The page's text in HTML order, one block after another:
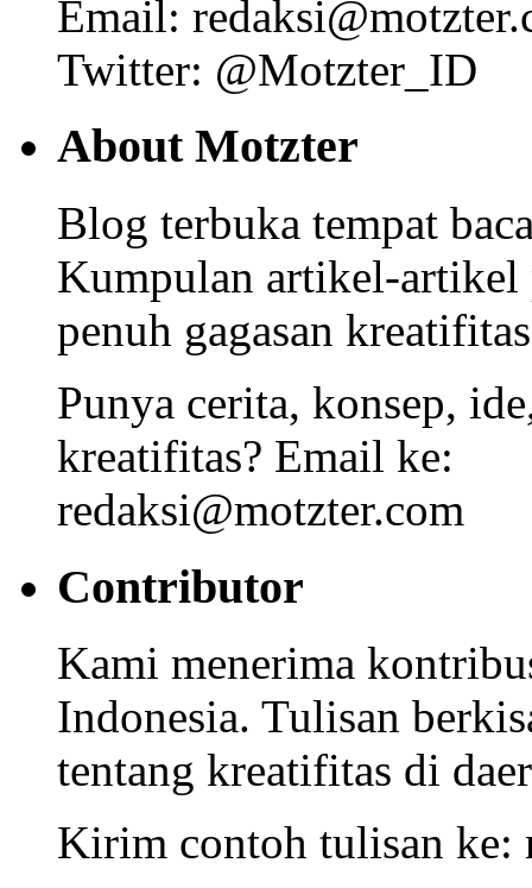
Email:
Twitter: @Motzter_ID
About Motzter
Blog terbuka tempat
Kumpulan artikel-artikel
penuh gagasan
Punya cerita, konsep,
kreatifitas? Email ke:
redaksi@motzter.com
Contributor
Kami menerima
Indonesia. Tulisan
tentang kreatifitas di
Kirim contoh tulisan ke: